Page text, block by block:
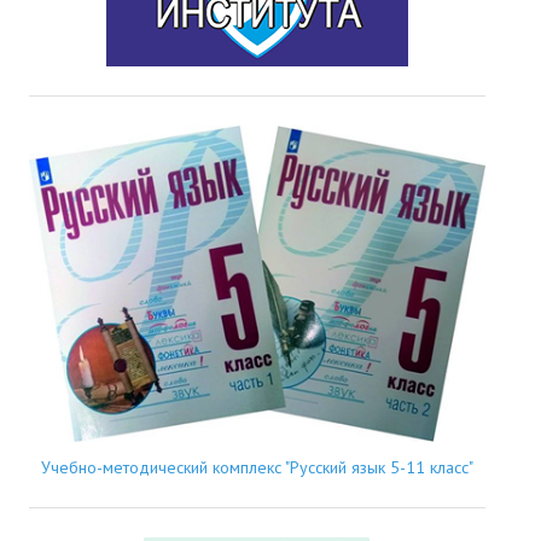
Учебно-методический комплекс "Русский язык 5-11 класс"